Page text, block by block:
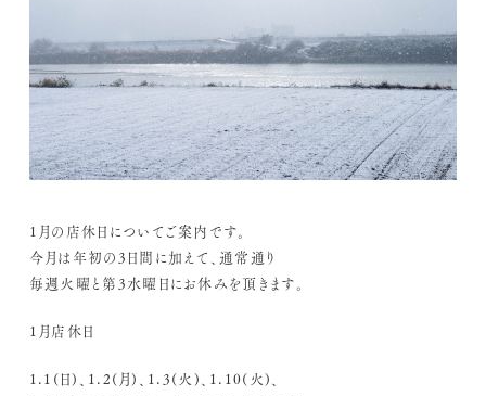
1月の店休日についてご案内です。
今月は年初の3日間に加えて、通常通り
毎週火曜と第3水曜日にお休みを頂きます。
1月店休日
1.1(日)、1.2(月)、1.3(火)、1.10(火)、